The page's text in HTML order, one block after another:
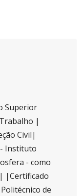
Superior
|
Civil|
- Instituto
- como
|Certificado
de